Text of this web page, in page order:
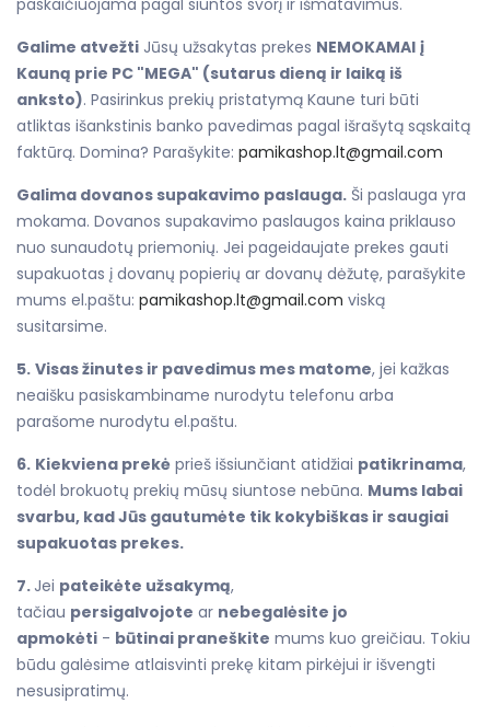
Galime atvežti Jūsų užsakytas prekes NEMOKAMAI į
Kauną prie PC "MEGA" (sutarus dieną ir laiką iš
anksto). Pasirinkus prekių pristatymą Kaune turi būti
atliktas išankstinis banko pavedimas pagal išrašytą sąskaitą
faktūrą. Domina? Parašykite: pamikashop.lt@gmail.com
Galima dovanos supakavimo paslauga. Ši paslauga yra
mokama. Dovanos supakavimo paslaugos kaina priklauso
nuo sunaudotų priemonių. Jei pageidaujate prekes gauti
supakuotas į dovanų popierių ar dovanų dėžutę, parašykite
mums el.paštu: pamikashop.lt@gmail.com viską
susitarsime.
5. Visas žinutes ir pavedimus mes matome, jei kažkas
neaišku pasiskambiname nurodytu telefonu arba
parašome nurodytu el.paštu.
6. Kiekviena prekė prieš išsiunčiant atidžiai patikrinama,
todėl brokuotų prekių mūsų siuntose nebūna. Mums labai
svarbu, kad Jūs gautumėte tik kokybiškas ir saugiai
supakuotas prekes.
7. Jei pateikėte užsakymą,
tačiau persigalvojote ar nebegalėsite jo
apmokėti - būtinai praneškite mums kuo greičiau. Tokiu
būdu galėsime atlaisvinti prekę kitam pirkėjui ir išvengti
nesusipratimų.